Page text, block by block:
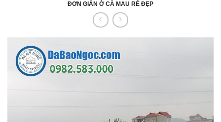
ĐƠN GIẢN Ở CÀ MAU RẺ ĐẸP